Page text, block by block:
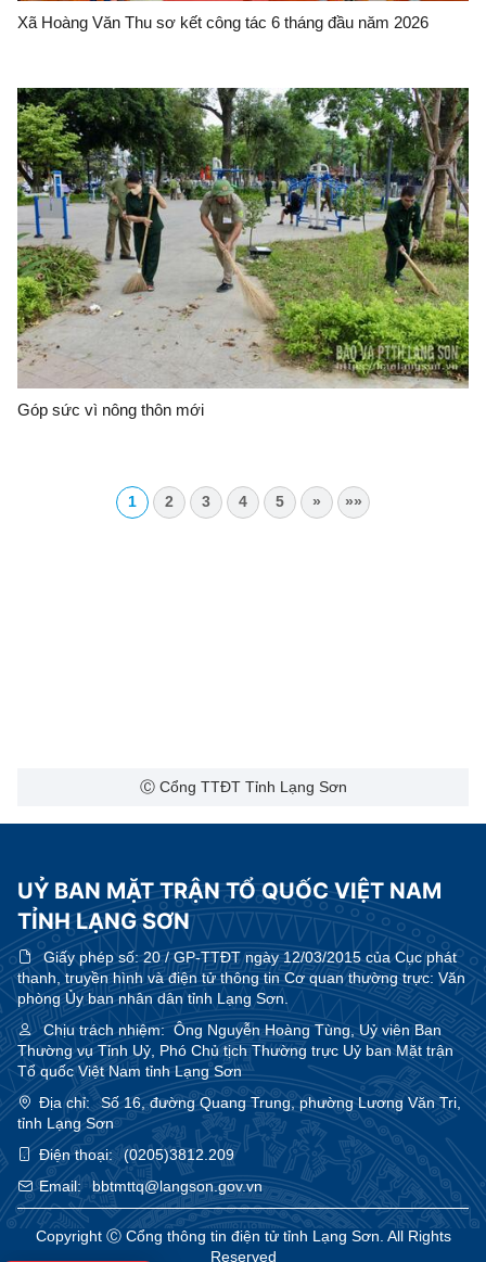
Xã Hoàng Văn Thu sơ kết công tác 6 tháng đầu năm 2026
Góp sức vì nông thôn mới
1 2 3 4 5 » »»
Ⓒ Cổng TTĐT Tỉnh Lạng Sơn
UỶ BAN MẶT TRẬN TỔ QUỐC VIỆT NAM
TỈNH LẠNG SƠN
Giấy phép số:20 / GP-TTĐT ngày 12/03/2015 của Cục phát
thanh, truyền hình và điện tử thông tin Cơ quan thường trực: Văn
phòng Ủy ban nhân dân tỉnh Lạng Sơn.
Chịu trách nhiệm:Ông Nguyễn Hoàng Tùng, Uỷ viên Ban
Thường vụ Tỉnh Uỷ, Phó Chủ tịch Thường trực Uỷ ban Mặt trận
Tổ quốc Việt Nam tỉnh Lạng Sơn
Địa chỉ:
Số 16, đường Quang Trung, phường Lương Văn Tri,
tỉnh Lạng Sơn
Điện thoại:
(0205)3812.209
Email:
bbtmttq@langson.gov.vn
Copyright Ⓒ Cổng thông tin điện tử tỉnh Lạng Sơn. All Rights
Reserved